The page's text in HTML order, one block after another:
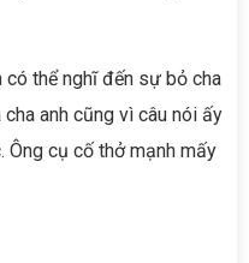
có thể nghĩ đến sự bỏ cha
anh cũng vì câu nói ấy
Ông cụ cố thở mạnh mấy